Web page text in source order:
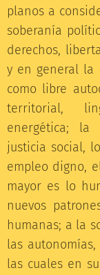
planos a
soberanía
derechos,
y en general la
como libre
territorial,
energética; la
justicia social,
empleo digno,
mayor es lo
nuevos
humanas; a la
las
las cuales en